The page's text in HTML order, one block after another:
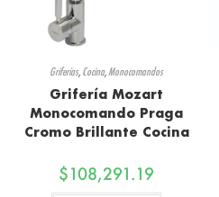
Griferías, Cocina,Monocomandos
Grifería Mozart
Monocomando Praga
Cromo Brillante Cocina
$108,291.19